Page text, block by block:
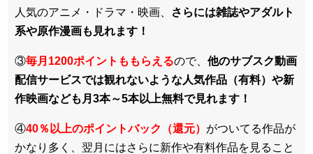
人気のアニメ・ドラマ・映画、
さらには雑誌やアダルト
系や原作漫画も見れます！
③毎月1200ポイントももらえるので、 他のサブスク動画
配信サービスでは観れないような人気作品（有料）や新
作映画なども月3本～5本以上無料で見れます！
④40％以上のポイントバック（還元） がついてる作品が
かなり多く、翌月にはさらに新作や有料作品を見ること